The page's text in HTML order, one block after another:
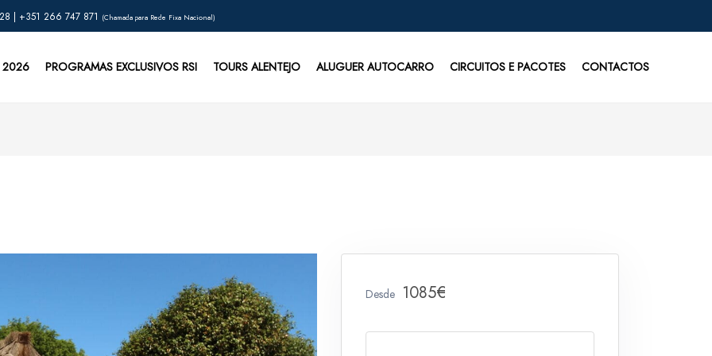
| +351 266 747 871 (Chamada para Rede Fixa Nacional)
2026 PROGRAMAS EXCLUSIVOS RSI TOURS ALENTEJO ALUGUER AUTOCARRO CIRCUITOS E PACOTES CONTACTOS
Desde 1085€